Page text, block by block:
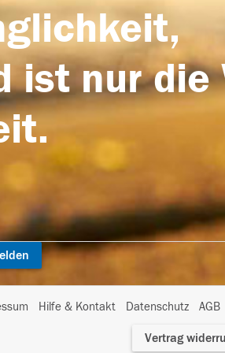
ist nur
Hilfe & Kontakt Datenschutz AGB
Vertrag